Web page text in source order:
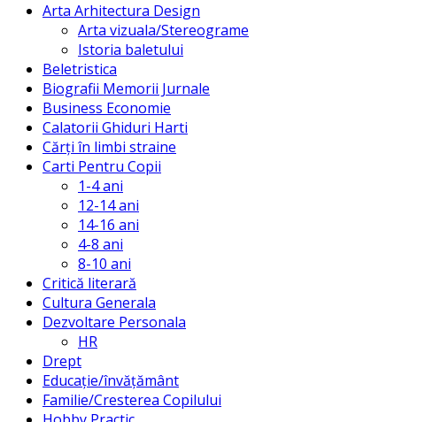
Arta Arhitectura Design
Arta vizuala/Stereograme
Istoria baletului
Beletristica
Biografii Memorii Jurnale
Business Economie
Calatorii Ghiduri Harti
Cărți în limbi straine
Carti Pentru Copii
1-4 ani
12-14 ani
14-16 ani
4-8 ani
8-10 ani
Critică literară
Cultura Generala
Dezvoltare Personala
HR
Drept
Educație/învățământ
Familie/Cresterea Copilului